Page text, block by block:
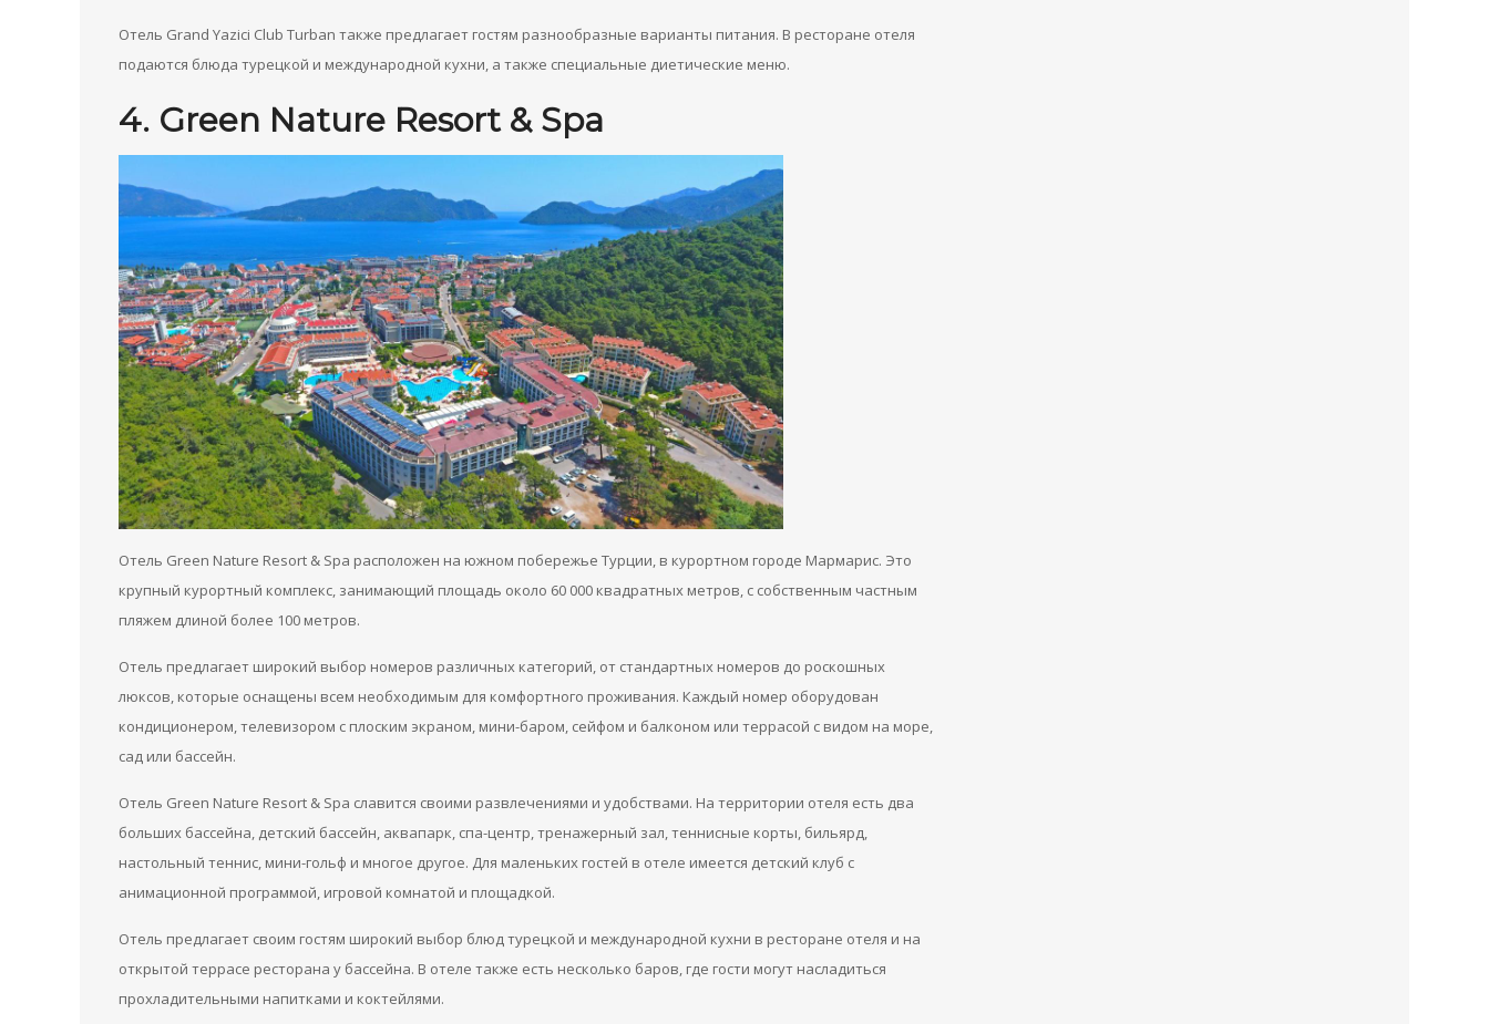
Отель Grand Yazici Club Turban также предлагает гостям разнообразные варианты питания. В ресторане отеля
подаются блюда турецкой и международной кухни, а также специальные диетические меню.
4. Green Nature Resort & Spa
Отель Green Nature Resort & Spa расположен на южном побережье Турции, в курортном городе Мармарис. Это
крупный курортный комплекс, занимающий площадь около 60 000 квадратных метров, с собственным частным
пляжем длиной более 100 метров.
Отель предлагает широкий выбор номеров различных категорий, от стандартных номеров до роскошных
люксов, которые оснащены всем необходимым для комфортного проживания. Каждый номер оборудован
кондиционером, телевизором с плоским экраном, мини-баром, сейфом и балконом или террасой с видом на море,
сад или бассейн.
Отель Green Nature Resort & Spa славится своими развлечениями и удобствами. На территории отеля есть два
больших бассейна, детский бассейн, аквапарк, спа-центр, тренажерный зал, теннисные корты, бильярд,
настольный теннис, мини-гольф и многое другое. Для маленьких гостей в отеле имеется детский клуб с
анимационной программой, игровой комнатой и площадкой.
Отель предлагает своим гостям широкий выбор блюд турецкой и международной кухни в ресторане отеля и на
открытой террасе ресторана у бассейна. В отеле также есть несколько баров, где гости могут насладиться
прохладительными напитками и коктейлями.